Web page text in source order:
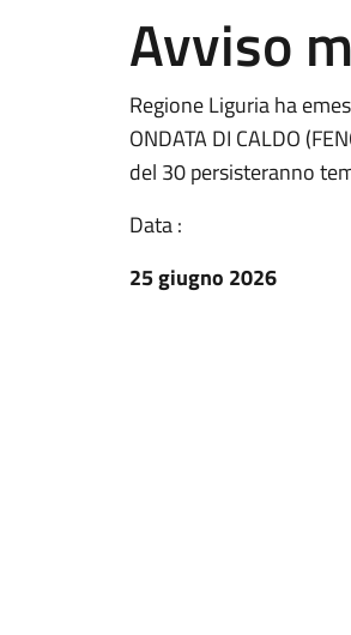
Avviso
Regione Liguria ha
ONDATA DI CALDO
del 30 persisteranno
Data :
25 giugno 2026